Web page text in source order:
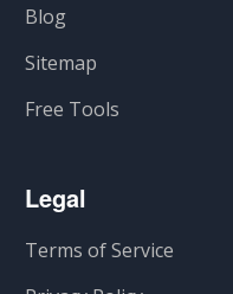
Blog
Sitemap
Free Tools
Legal
Terms of Service